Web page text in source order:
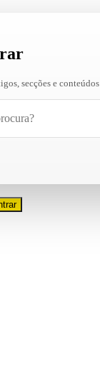
secções e conteúdos